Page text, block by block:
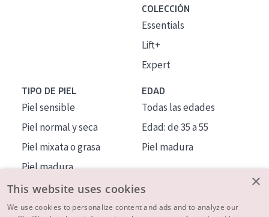
COLECCIÓN
Essentials
Lift+
Expert
TIPO DE PIEL
Piel sensible
Piel normal y seca
Piel mixata o grasa
Piel madura
Piel expuesta al sol
Piel menopáusica
EDAD
Todas las edades
Edad: de 35 a 55
Piel madura
×
This website uses cookies
We use cookies to personalize content and ads and to analyze our